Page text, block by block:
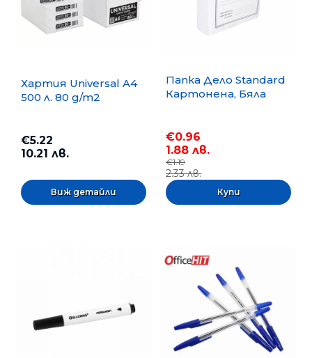
Хартия Universal A4
500 л. 80 g/m2
€5.22
10.21 лв.
Виж детайли
Папка Дело Standard
Картонена, Бяла
€0.96
1.88 лв.
€1.19
2.33 лв.